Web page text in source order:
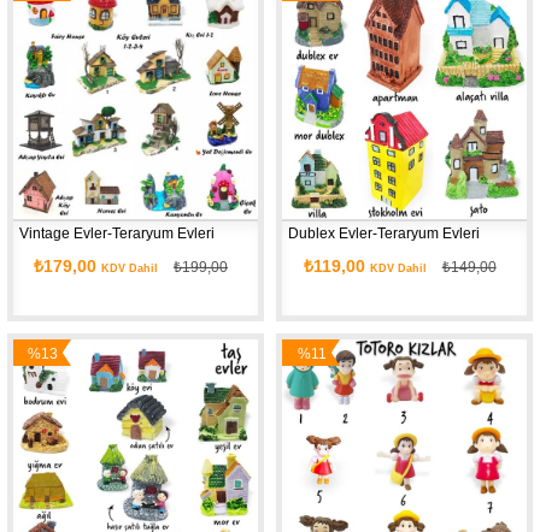
Vintage Evler-Teraryum Evleri
₺179,00KDV Dahil ₺199,00
İndirim
Dublex Evler-Teraryum Evleri
₺119,00 KDV Dahil ₺149,00
İndirim
%13
İndirim
%11
İndirim